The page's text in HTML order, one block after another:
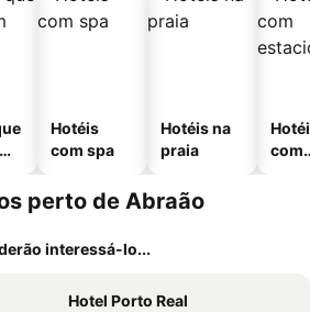
Hotéis
com spa
Hotéis na
praia
com
perto de Abraão
interessá-lo...
Hotel Porto Real